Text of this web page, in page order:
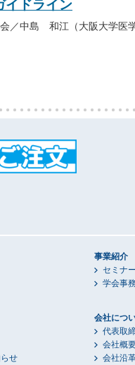
イドライン
／中島 和江（大阪大学医
せ
事業紹介
セミナ
学会事
会社につ
代表取
会社概
会社沿